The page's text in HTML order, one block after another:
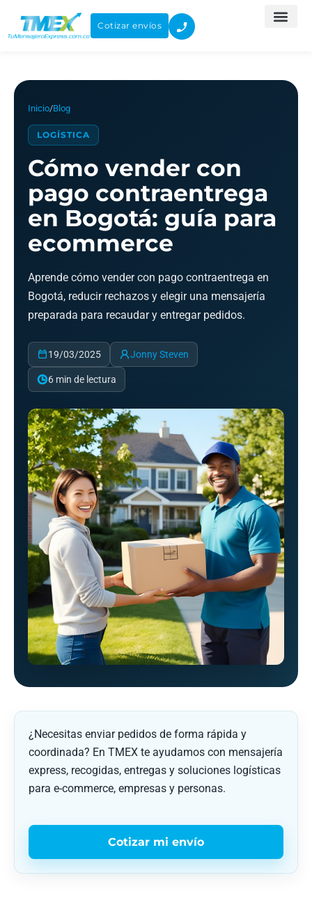
Cotizar envíos
Inicio/Blog
LOGÍSTICA
Cómo vender con
pago contraentrega
en Bogotá: guía para
ecommerce
Aprende cómo vender con pago contraentrega en
Bogotá, reducir rechazos y elegir una mensajería
preparada para recaudar y entregar pedidos.
19/03/2025 Jonny Steven
6 min de lectura
¿Necesitas enviar pedidos de forma rápida y
coordinada? En TMEX te ayudamos con mensajería
express, recogidas, entregas y soluciones logísticas
para e-commerce, empresas y personas.
Cotizar mi envío